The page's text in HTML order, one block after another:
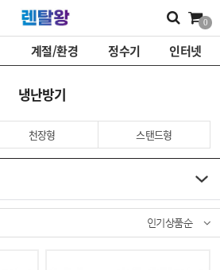
0
계절/환경 정수기 인터넷
냉난방기
천장형 스탠드형
인기상품순